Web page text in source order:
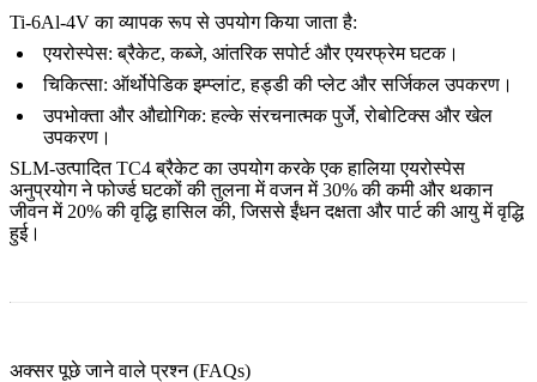
Ti-6Al-4V का व्यापक रूप से उपयोग किया जाता है:
एयरोस्पेस: ब्रैकेट, कब्जे, आंतरिक सपोर्ट और एयरफ्रेम घटक।
चिकित्सा: ऑर्थोपेडिक इम्प्लांट, हड्डी की प्लेट और सर्जिकल उपकरण।
उपभोक्ता और औद्योगिक: हल्के संरचनात्मक पुर्जे, रोबोटिक्स और खेल
उपकरण।
SLM-उत्पादित TC4 ब्रैकेट का उपयोग करके एक हालिया एयरोस्पेस
अनुप्रयोग ने फोर्ज्ड घटकों की तुलना में वजन में 30% की कमी और थकान
जीवन में 20% की वृद्धि हासिल की, जिससे ईंधन दक्षता और पार्ट की आयु में वृद्धि
हुई।
अक्सर पूछे जाने वाले प्रश्न (FAQs)